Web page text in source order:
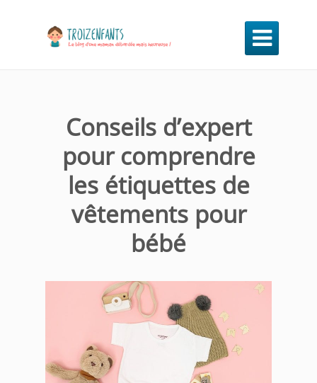

Conseils d’expert
pour comprendre
les étiquettes de
vêtements pour
bébé